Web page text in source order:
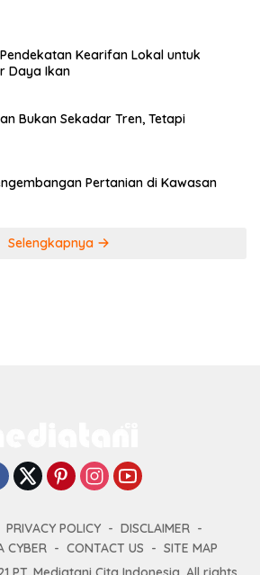
Kearifan Lokal untuk
Daya Ikan
Bukan Sekadar Tren, Tetapi
Pertanian di Kawasan
Selengkapnya
PRIVACY POLICY
DISCLAIMER
CYBER
CONTACT US
SITE MAP